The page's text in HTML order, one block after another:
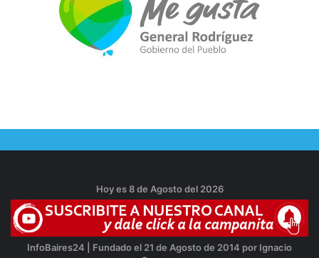
Hoy es 8 de Agosto del 2026
InfoBaires24 | Fundado el 21 de Agosto de 2014 por Ignacio